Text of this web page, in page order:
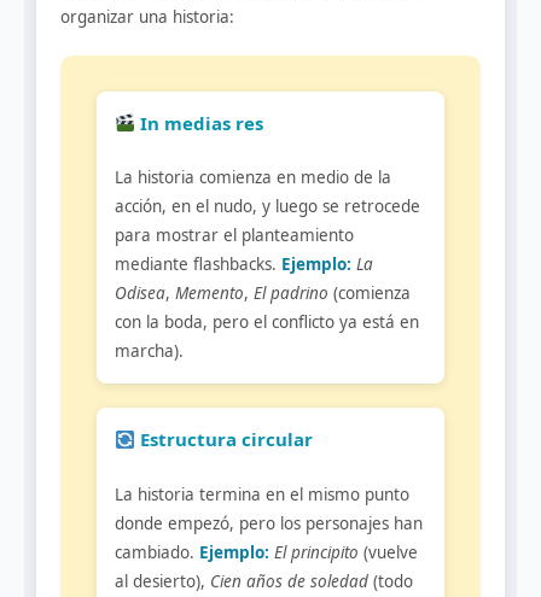
organizar una historia:
In medias res
La historia comienza en medio de la
acción, en el nudo, y luego se retrocede
para mostrar el planteamiento
mediante flashbacks. Ejemplo: La
Odisea, Memento, El padrino (comienza
con la boda, pero el conflicto ya está en
marcha).
Estructura circular
La historia termina en el mismo punto
donde empezó, pero los personajes han
cambiado. Ejemplo: El principito (vuelve
al desierto), Cien años de soledad (todo